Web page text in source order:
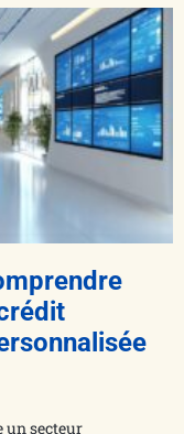
un secteur